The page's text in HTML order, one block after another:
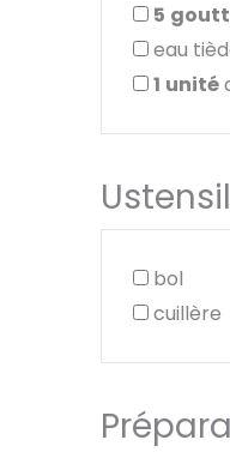
5
eau
1 unité
bol
cuillère